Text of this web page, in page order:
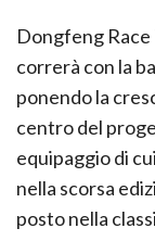
Dongfeng Race
correrà con la
ponendo la
centro del
equipaggio di
nella scorsa
posto nella